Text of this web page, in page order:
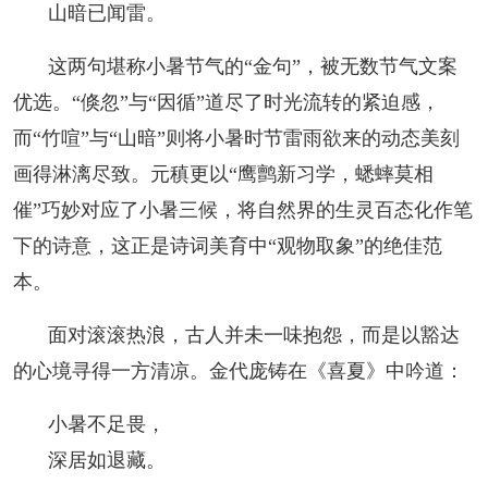
专题专栏
山暗已闻雷。
这两句堪称小暑节气的“金句”，被无数节气文案
优选。“倏忽”与“因循”道尽了时光流转的紧迫感，
而“竹喧”与“山暗”则将小暑时节雷雨欲来的动态美刻
画得淋漓尽致。元稹更以“鹰鹯新习学，蟋蟀莫相
催”巧妙对应了小暑三候，将自然界的生灵百态化作笔
下的诗意，这正是诗词美育中“观物取象”的绝佳范
本。
面对滚滚热浪，古人并未一味抱怨，而是以豁达
的心境寻得一方清凉。金代庞铸在《喜夏》中吟道：
小暑不足畏，
深居如退藏。